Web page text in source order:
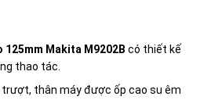
125mm Makita M9202Bcó thiết kế
thao tác.
thân máy được ốp cao su êm